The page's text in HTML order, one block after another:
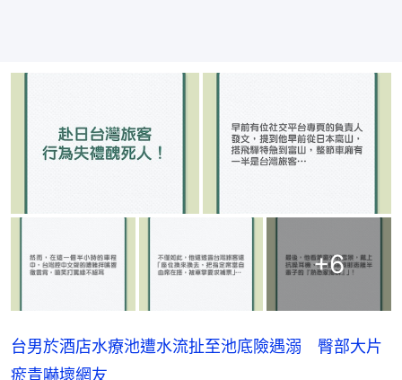
+6
台男於酒店水療池遭水流扯至池底險遇溺 臀部大片
瘀青嚇壞網友